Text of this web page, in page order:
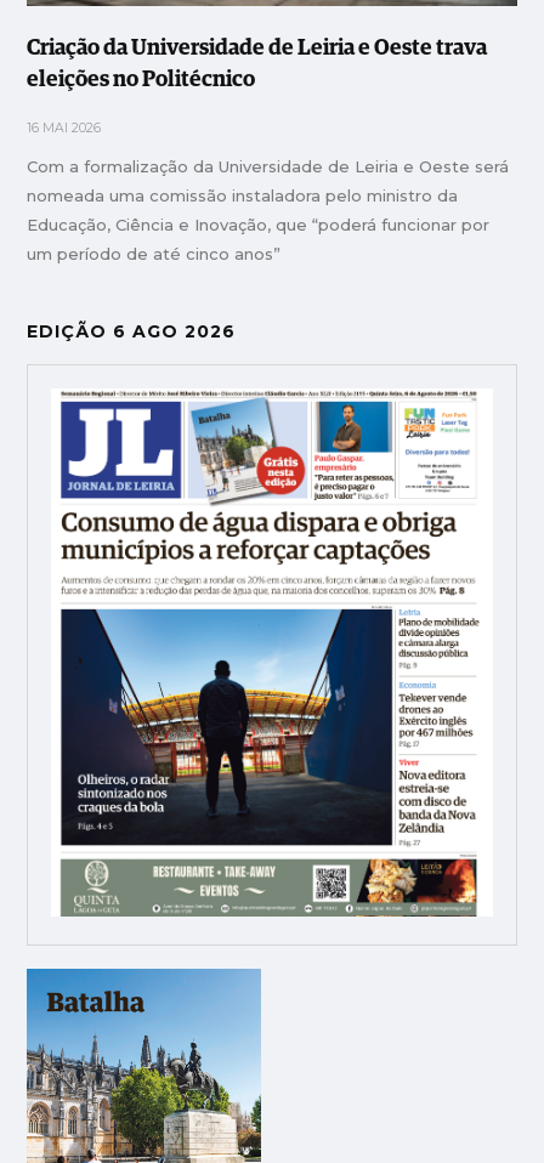
Criação da Universidade de Leiria e Oeste trava
eleições no Politécnico
16 MAI 2026
Com a formalização da Universidade de Leiria e Oeste será
nomeada uma comissão instaladora pelo ministro da
Educação, Ciência e Inovação, que “poderá funcionar por
um período de até cinco anos”
EDIÇÃO 6 AGO 2026